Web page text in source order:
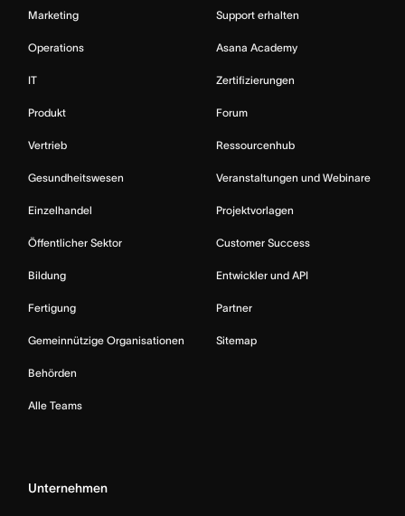
Marketing
Operations
IT
Produkt
Vertrieb
Gesundheitswesen
Einzelhandel
Öffentlicher Sektor
Bildung
Fertigung
Gemeinnützige Organisationen
Behörden
Alle Teams
Support erhalten
Asana Academy
Zertifizierungen
Forum
Ressourcenhub
Veranstaltungen und Webinare
Projektvorlagen
Customer Success
Entwickler und API
Partner
Sitemap
Unternehmen